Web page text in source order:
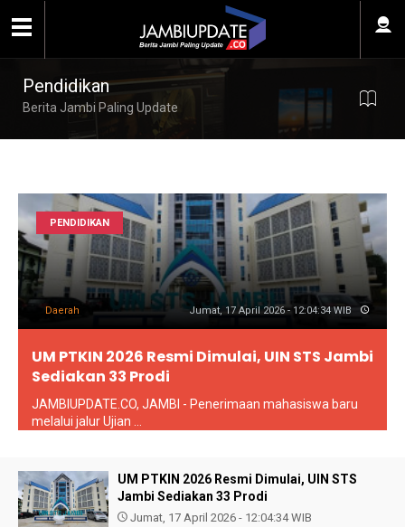
Pendidikan
Berita Jambi Paling Update
PENDIDIKAN
Daerah Jumat, 17 April 2026 - 12:04:34 WIB
UM PTKIN 2026 Resmi Dimulai, UIN STS Jambi
Sediakan 33 Prodi
JAMBIUPDATE.CO, JAMBI - Penerimaan mahasiswa baru
melalui jalur Ujian ...
UM PTKIN 2026 Resmi Dimulai, UIN STS
Jambi Sediakan 33 Prodi
Jumat, 17 April 2026 - 12:04:34 WIB